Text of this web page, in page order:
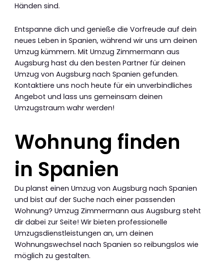
Händen sind.
Entspanne dich und genieße die Vorfreude auf dein
neues Leben in Spanien, während wir uns um deinen
Umzug kümmern. Mit Umzug Zimmermann aus
Augsburg hast du den besten Partner für deinen
Umzug von Augsburg nach Spanien gefunden.
Kontaktiere uns noch heute für ein unverbindliches
Angebot und lass uns gemeinsam deinen
Umzugstraum wahr werden!
Wohnung finden
in Spanien
Du planst einen Umzug von Augsburg nach Spanien
und bist auf der Suche nach einer passenden
Wohnung? Umzug Zimmermann aus Augsburg steht
dir dabei zur Seite! Wir bieten professionelle
Umzugsdienstleistungen an, um deinen
Wohnungswechsel nach Spanien so reibungslos wie
möglich zu gestalten.